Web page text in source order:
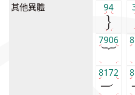
其他異體 94
7906
8172